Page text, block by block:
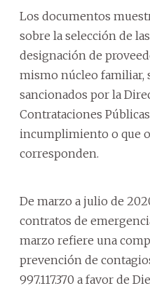
Los documentos
sobre la selección de
designación de
mismo núcleo familiar,
sancionados por la
Contrataciones
incumplimiento o que
corresponden.
De marzo a julio de
contratos de
marzo refiere una
prevención de
997.117.370 a favor de